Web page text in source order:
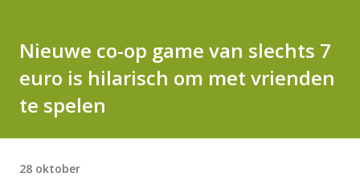
Nieuwe co-op game van slechts 7
euro is hilarisch om met vrienden
te spelen
28 oktober